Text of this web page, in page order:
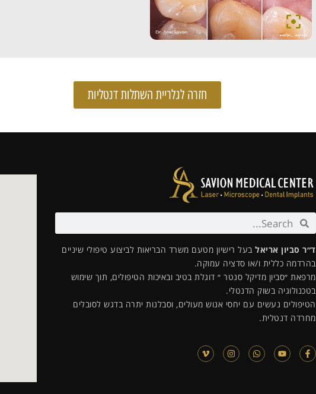
חזרה לגלריית השתלות דנטליות
ד״ר סביון אריאלבעל רישיון מטעם משרד הבריאות לביצוע טיפולי שיניים
בהרדמה כללית ו/או סדציה עמוקה.
מרפאת ״סביון מדיקל סנטר ״ דוגלת בטיב ובאיכות הטיפולים, תוך שימוש
בטכנולוגיה בשוק הדנטלי.
הטיפולים נעשים עם יחסי אנוש מעולים, וסבלנות יתרה בדגש לסובלים
מחרדה דנטלית.